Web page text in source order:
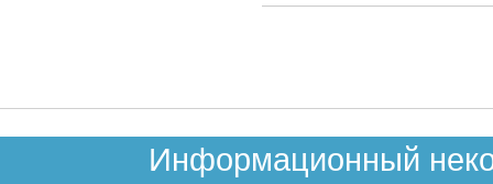
Информационный